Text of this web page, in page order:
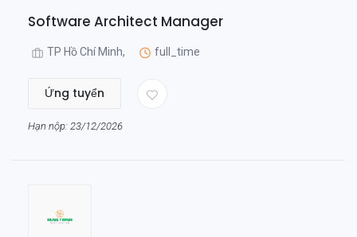
Software Architect Manager
TP Hồ Chí Minh, full_time
Ứng tuyển
Hạn nộp: 23/12/2026